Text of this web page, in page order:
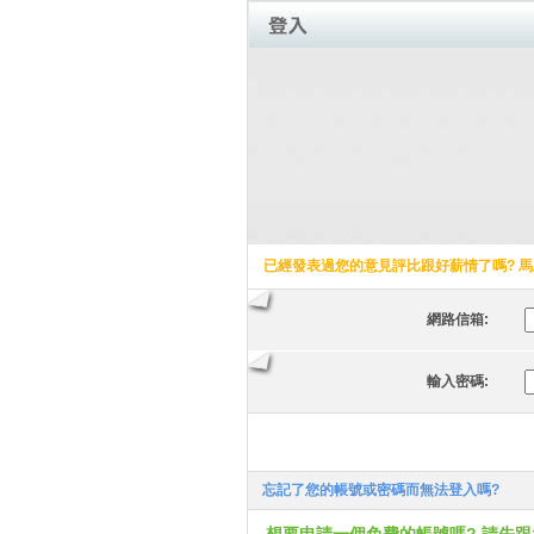
已經發表過您的意見評比跟好薪情了嗎?
網路信箱:
輸入密碼:
忘記了您的帳號或密碼而無法登入嗎?